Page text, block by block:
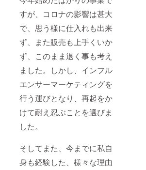
すが、コロナの影響は甚大
で、思う様に仕入れも出来
ず、また販売も上手くいか
ず、このまま退く事も考え
ました。しかし、インフル
エンサーマーケティングを
行う運びとなり、再起をか
けて耐え忍ぶことを選びま
した。
そしてまた、今までに私自
身も経験した、様々な理由